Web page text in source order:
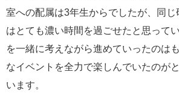
室への配属は3年生からでしたが、同じ
はとても濃い時間を過ごせたと思って
を一緒に考えながら進めていったのは
なイベントを全力で楽しんでいたのが
います。